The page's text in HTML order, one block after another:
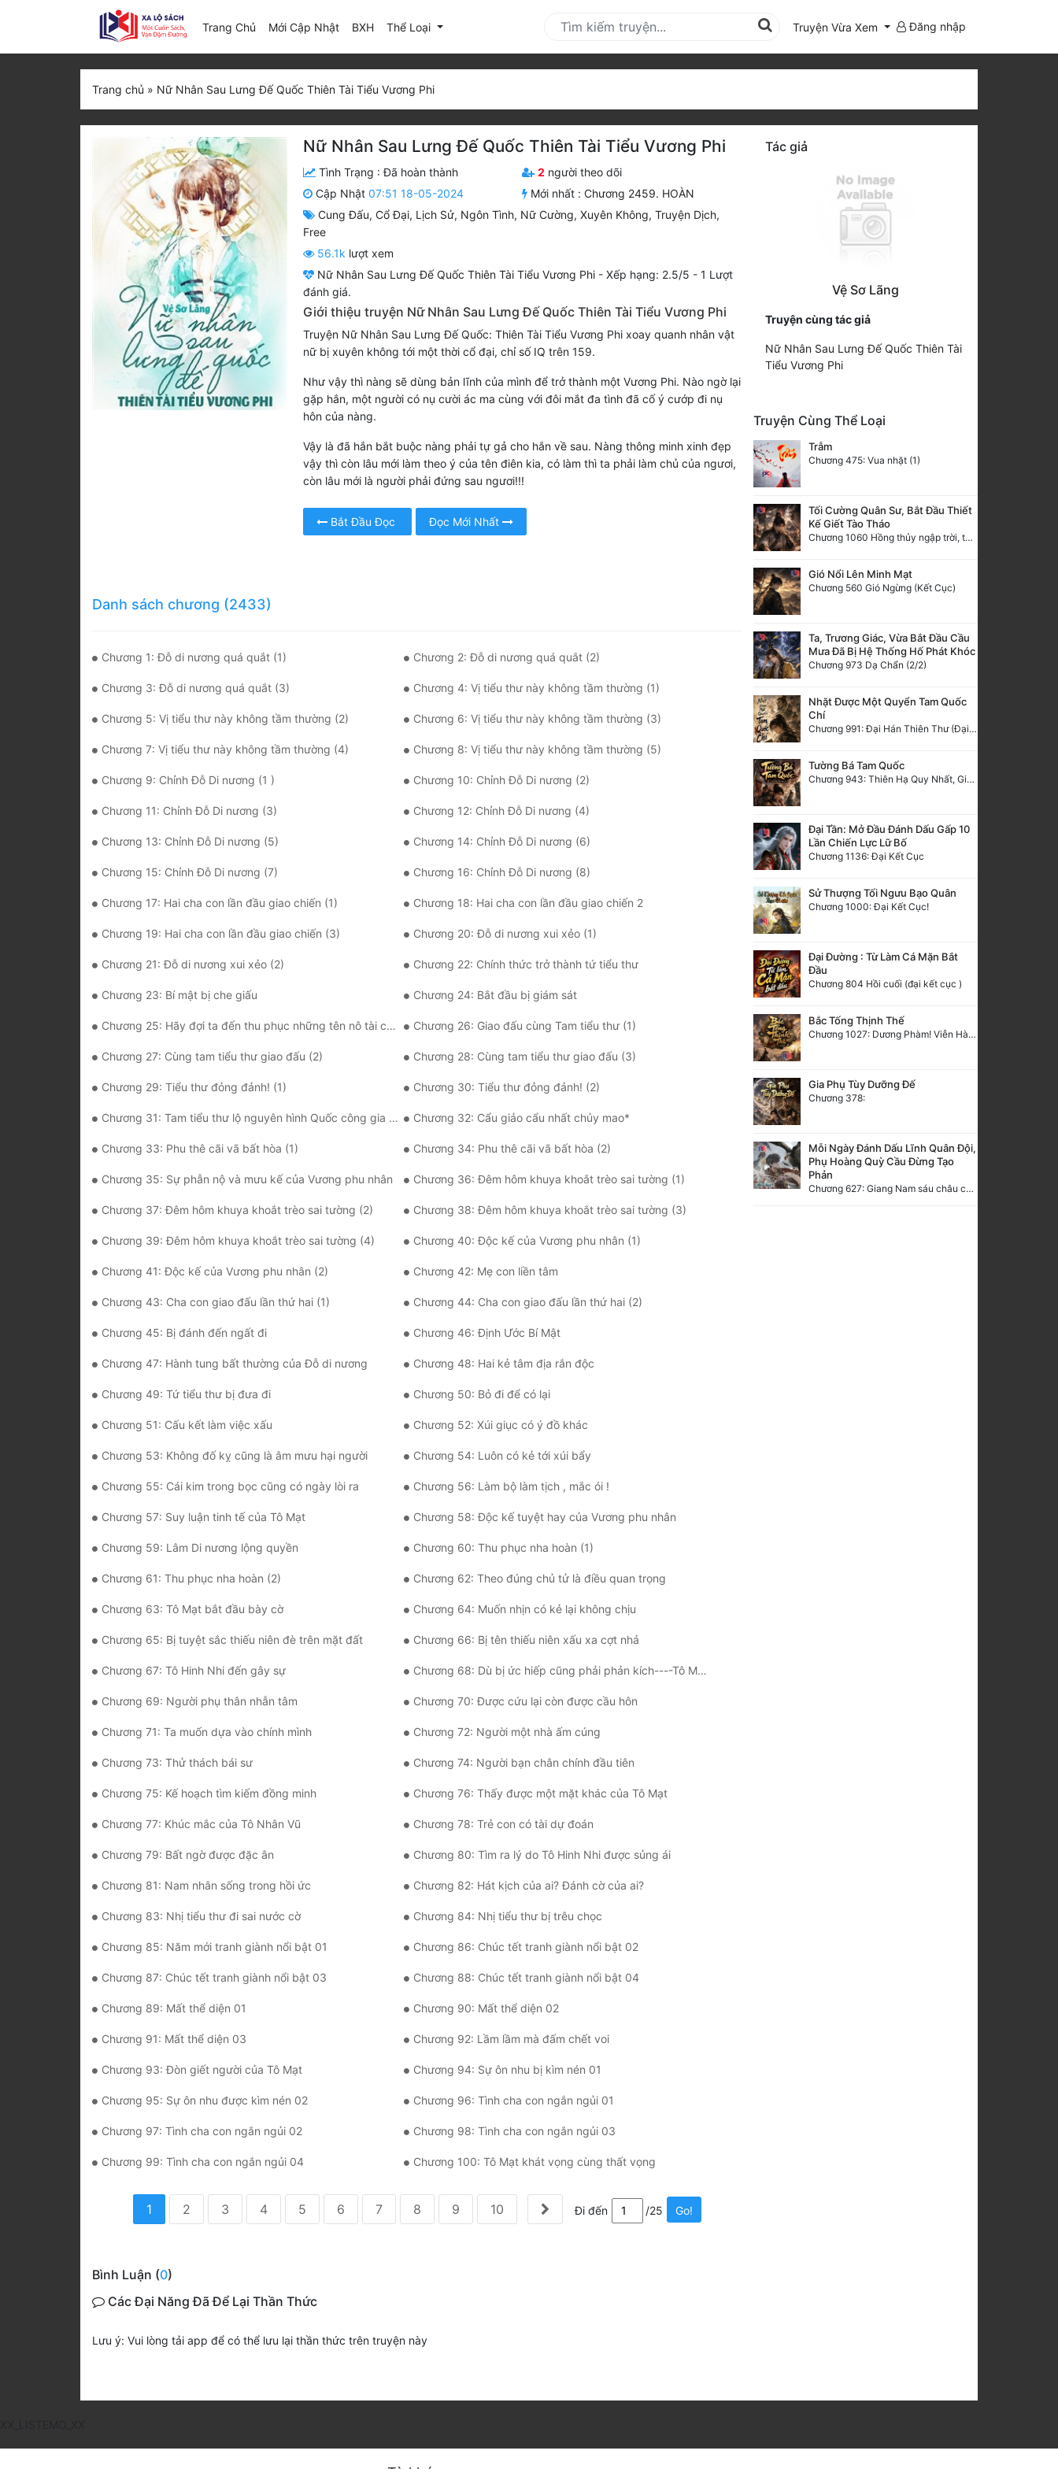
Trang Chủ Mới Cập Nhật(current)
BXH Thể Loại Truyện Vừa Xem Đăng nhập
Trang chủ » Nữ Nhân Sau Lưng Đế Quốc Thiên Tài Tiểu Vương Phi
Nữ Nhân Sau Lưng Đế Quốc Thiên Tài Tiểu Vương Phi
Tình Trạng :Đã hoàn thành 2 người theo dõi
Cập Nhật 07:51 18-05-2024 Mới nhất :Chương 2459. HOÀN
Cung Đấu, Cổ Đại, Lịch Sử, Ngôn Tình, Nữ Cường, Xuyên Không, Truyện Dịch,
Free
56.1k lượt xem
Nữ Nhân Sau Lưng Đế Quốc Thiên Tài Tiểu Vương Phi - Xếp hạng: 2.5/5 - 1 Lượt
đánh giá.
Giới thiệu truyện Nữ Nhân Sau Lưng Đế Quốc Thiên Tài Tiểu Vương Phi
Truyện Nữ Nhân Sau Lưng Đế Quốc: Thiên Tài Tiểu Vương Phi xoay quanh nhân vật
nữ bị xuyên không tới một thời cổ đại, chỉ số IQ trên 159.
Như vậy thì nàng sẽ dùng bản lĩnh của mình để trở thành một Vương Phi. Nào ngờ lại
gặp hắn, một người có nụ cười ác ma cùng với đôi mắt đa tình đã cố ý cướp đi nụ
hôn của nàng.
Vậy là đã hắn bắt buộc nàng phải tự gả cho hắn về sau. Nàng thông minh xinh đẹp
vậy thì còn lâu mới làm theo ý của tên điên kia, có làm thì ta phải làm chủ của ngươi,
còn lâu mới là người phải đứng sau ngươi!!!
Bắt Đầu Đọc Đọc Mới Nhất
Danh sách chương (2433)
Chương 1: Đỗ di nương quá quắt (1) Chương 2: Đỗ di nương quá quắt (2)
Chương 3: Đỗ di nương quá quắt (3) Chương 4: Vị tiểu thư này không tầm thường (1)
Chương 5: Vị tiểu thư này không tầm thường (2) Chương 6: Vị tiểu thư này không tầm thường (3)
Chương 7: Vị tiểu thư này không tầm thường (4) Chương 8: Vị tiểu thư này không tầm thường (5)
Chương 9: Chỉnh Đỗ Di nương (1 ) Chương 10: Chỉnh Đỗ Di nương (2)
Chương 11: Chỉnh Đỗ Di nương (3) Chương 12: Chỉnh Đỗ Di nương (4)
Chương 13: Chỉnh Đỗ Di nương (5) Chương 14: Chỉnh Đỗ Di nương (6)
Chương 15: Chỉnh Đỗ Di nương (7) Chương 16: Chỉnh Đỗ Di nương (8)
Chương 17: Hai cha con lần đầu giao chiến (1) Chương 18: Hai cha con lần đầu giao chiến 2
Chương 19: Hai cha con lần đầu giao chiến (3) Chương 20: Đỗ di nương xui xẻo (1)
Chương 21: Đỗ di nương xui xẻo (2) Chương 22: Chính thức trở thành tứ tiểu thư
Chương 23: Bí mật bị che giấu Chương 24: Bắt đầu bị giám sát
Chương 25: Hãy đợi ta đến thu phục những tên nô tài các ngươi Chương 26: Giao đấu cùng Tam tiểu thư (1)
Chương 27: Cùng tam tiểu thư giao đấu (2) Chương 28: Cùng tam tiểu thư giao đấu (3)
Chương 29: Tiểu thư đỏng đảnh! (1) Chương 30: Tiểu thư đỏng đảnh! (2)
Chương 31: Tam tiểu thư lộ nguyên hình Quốc công gia bất công hết sức Chương 32: Cẩu giảo cẩu nhất chủy mao*
Chương 33: Phu thê cãi vã bất hòa (1) Chương 34: Phu thê cãi vã bất hòa (2)
Chương 35: Sự phẫn nộ và mưu kế của Vương phu nhân Chương 36: Đêm hôm khuya khoắt trèo sai tường (1)
Chương 37: Đêm hôm khuya khoắt trèo sai tường (2) Chương 38: Đêm hôm khuya khoắt trèo sai tường (3)
Chương 39: Đêm hôm khuya khoắt trèo sai tường (4) Chương 40: Độc kế của Vương phu nhân (1)
Chương 41: Độc kế của Vương phu nhân (2) Chương 42: Mẹ con liền tâm
Chương 43: Cha con giao đấu lần thứ hai (1) Chương 44: Cha con giao đấu lần thứ hai (2)
Chương 45: Bị đánh đến ngất đi Chương 46: Định Ước Bí Mật
Chương 47: Hành tung bất thường của Đỗ di nương Chương 48: Hai kẻ tâm địa rắn độc
Chương 49: Tứ tiểu thư bị đưa đi Chương 50: Bỏ đi để có lại
Chương 51: Cấu kết làm việc xấu Chương 52: Xúi giục có ý đồ khác
Chương 53: Không đố kỵ cũng là âm mưu hại người Chương 54: Luôn có kẻ tới xúi bẩy
Chương 55: Cái kim trong bọc cũng có ngày lòi ra Chương 56: Làm bộ làm tịch , mắc ói !
Chương 57: Suy luận tinh tế của Tô Mạt Chương 58: Độc kế tuyệt hay của Vương phu nhân
Chương 59: Lâm Di nương lộng quyền Chương 60: Thu phục nha hoàn (1)
Chương 61: Thu phục nha hoàn (2) Chương 62: Theo đúng chủ tử là điều quan trọng
Chương 63: Tô Mạt bắt đầu bày cờ Chương 64: Muốn nhịn có kẻ lại không chịu
Chương 65: Bị tuyệt sắc thiếu niên đè trên mặt đất Chương 66: Bị tên thiếu niên xấu xa cợt nhả
Chương 67: Tô Hinh Nhi đến gây sự Chương 68: Dù bị ức hiếp cũng phải phản kích----Tô Mạt lần đầu…
Chương 69: Người phụ thân nhẫn tâm Chương 70: Được cứu lại còn được cầu hôn
Chương 71: Ta muốn dựa vào chính mình Chương 72: Người một nhà ấm cúng
Chương 73: Thử thách bái sư Chương 74: Người bạn chân chính đầu tiên
Chương 75: Kế hoạch tìm kiếm đồng minh Chương 76: Thấy được một mặt khác của Tô Mạt
Chương 77: Khúc mắc của Tô Nhân Vũ Chương 78: Trẻ con có tài dự đoán
Chương 79: Bất ngờ được đặc ân Chương 80: Tìm ra lý do Tô Hinh Nhi được sủng ái
Chương 81: Nam nhân sống trong hồi ức Chương 82: Hát kịch của ai? Đánh cờ của ai?
Chương 83: Nhị tiểu thư đi sai nước cờ Chương 84: Nhị tiểu thư bị trêu chọc
Chương 85: Năm mới tranh giành nổi bật 01 Chương 86: Chúc tết tranh giành nổi bật 02
Chương 87: Chúc tết tranh giành nổi bật 03 Chương 88: Chúc tết tranh giành nổi bật 04
Chương 89: Mất thể diện 01 Chương 90: Mất thể diện 02
Chương 91: Mất thể diện 03 Chương 92: Lầm lầm mà đấm chết voi
Chương 93: Đòn giết người của Tô Mạt Chương 94: Sự ôn nhu bị kìm nén 01
Chương 95: Sự ôn nhu được kìm nén 02 Chương 96: Tình cha con ngắn ngủi 01
Chương 97: Tình cha con ngắn ngủi 02 Chương 98: Tình cha con ngắn ngủi 03
Chương 99: Tình cha con ngắn ngủi 04 Chương 100: Tô Mạt khát vọng cùng thất vọng
1 2 3 4 5 6 7 8 9 10 Đi đến /25 Go!
Bình Luận (0)
Các Đại Năng Đã Để Lại Thần Thức
Lưu ý: Vui lòng tải app để có thể lưu lại thần thức trên truyện này
Tác giả
Vệ Sơ Lãng
Truyện cùng tác giả
Nữ Nhân Sau Lưng Đế Quốc Thiên Tài
Tiểu Vương Phi
Truyện Cùng Thể Loại
Trẫm
Chương 475: Vua nhặt (1)
Tối Cường Quân Sư, Bắt Đầu Thiết
Kế Giết Tào Tháo
Chương 1060 Hồng thủy ngập trời, thời khắc tuyệt vọng (2/2)
Gió Nổi Lên Minh Mạt
Chương 560 Gió Ngừng (Kết Cục)
Ta, Trương Giác, Vừa Bắt Đầu Cầu
Mưa Đã Bị Hệ Thống Hố Phát Khóc
Chương 973 Dạ Chẩn (2/2)
Nhặt Được Một Quyển Tam Quốc
Chí
Chương 991: Đại Hán Thiên Thư (Đại Kết Cục)
Tường Bá Tam Quốc
Chương 943: Thiên Hạ Quy Nhất, Giấc Mộng Nam Kha [HẾT]
Đại Tần: Mở Đầu Đánh Dấu Gấp 10
Lần Chiến Lực Lữ Bố
Chương 1136: Đại Kết Cục
Sử Thượng Tối Ngưu Bạo Quân
Chương 1000: Đại Kết Cục!
Đại Đường : Từ Làm Cá Mặn Bắt
Đầu
Chương 804 Hồi cuối (đại kết cục )
Bắc Tống Thịnh Thế
Chương 1027: Dương Phàm! Viễn Hàng!
Gia Phụ Tùy Dưỡng Đế
Chương 378:
Mỗi Ngày Đánh Dấu Lĩnh Quân Đội,
Phụ Hoàng Quỳ Cầu Đừng Tạo
Phản
Chương 627: Giang Nam sáu châu càn khôn định